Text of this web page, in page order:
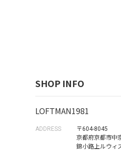
SHOP INFO
LOFTMAN1981
ADDRESS
〒604-8045
京都府京都市中
錦小路上ルウィ